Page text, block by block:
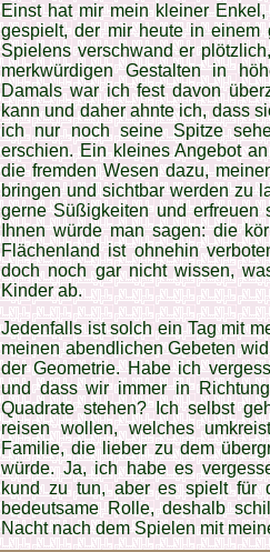
Einst hat mir mein kleiner
gespielt, der mir heute in einem
Spielens verschwand er
merkwürdigen Gestalten in
Damals war ich fest davon
kann und daher ahnte ich, dass
ich nur noch seine Spitze
erschien. Ein kleines Angebot
die fremden Wesen dazu,
bringen und sichtbar werden zu
gerne Süßigkeiten und
Ihnen würde man sagen: die
Flächenland ist ohnehin
doch noch gar nicht wissen,
Kinder ab.
Jedenfalls ist solch ein Tag mit
meinen abendlichen Gebeten
der Geometrie. Habe ich
und dass wir immer in
Quadrate stehen? Ich selbst
reisen wollen, welches
Familie, die lieber zu dem
würde. Ja, ich habe es
kund zu tun, aber es spielt für
bedeutsame Rolle, deshalb
Nacht nach dem Spielen mit